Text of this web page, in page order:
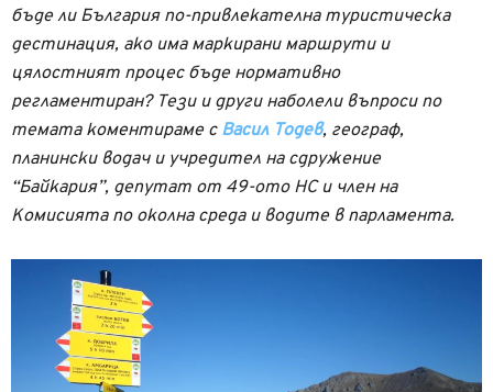
бъде ли България по-привлекателна туристическа
дестинация, ако има маркирани маршрути и
цялостният процес бъде нормативно
регламентиран? Тези и други наболели въпроси по
темата коментираме с Васил Тодев, географ,
планински водач и учредител на сдружение
“Байкария”, депутат от 49-ото НС и член на
Комисията по околна среда и водите в парламента.